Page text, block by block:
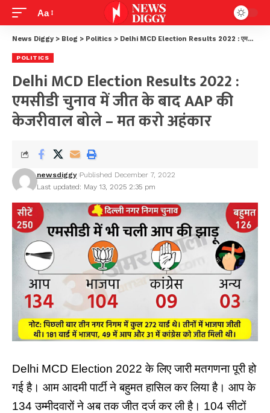
Aa
News Diggy > Blog > Politics > Delhi MCD Election Results 2022 : एमसीडी चुनाव में जीत के बाद AAP की केजरीवाल बोले – मत करो अहंकार
POLITICS
Delhi MCD Election Results 2022 :
एमसीडी चुनाव में जीत के बाद AAP की
केजरीवाल बोले – मत करो अहंकार
Last updated: May 13, 2025 2:35 pm
newsdiggy Published December 7, 2022
Delhi MCD Election 2022 के लिए जारी मतगणना पूरी हो
गई है। आम आदमी पार्टी ने बहुमत हासिल कर लिया है। आप के
134 उम्मीदवारों ने अब तक जीत दर्ज कर ली है। 104 सीटों